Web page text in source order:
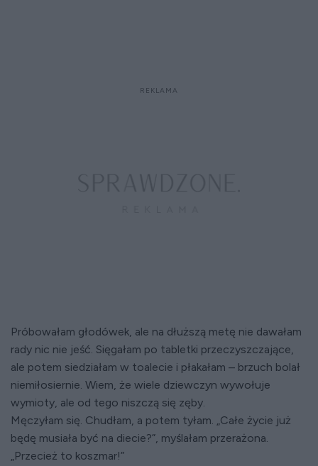
Próbowałam głodówek, ale na dłuższą metę nie dawałam
rady nic nie jeść. Sięgałam po tabletki przeczyszczające,
ale potem siedziałam w toalecie i płakałam – brzuch bolał
niemiłosiernie. Wiem, że wiele dziewczyn wywołuje
wymioty, ale od tego niszczą się zęby.
Męczyłam się. Chudłam, a potem tyłam. „Całe życie już
będę musiała być na diecie?”, myślałam przerażona.
„Przecież to koszmar!”